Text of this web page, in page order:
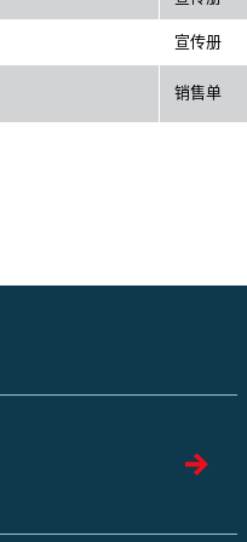
宣传册
销售单